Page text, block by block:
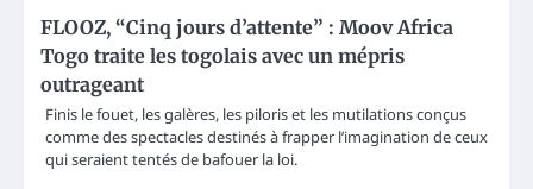
FLOOZ, “Cinq jours d’attente” : Moov Africa
Togo traite les togolais avec un mépris
outrageant
Finis le fouet, les galères, les piloris et les mutilations conçus
comme des spectacles destinés à frapper l’imagination de ceux
qui seraient tentés de bafouer la loi.